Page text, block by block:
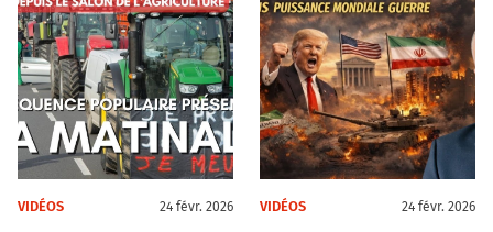
VIDÉOS 24 févr. 2026 VIDÉOS 24 févr. 2026